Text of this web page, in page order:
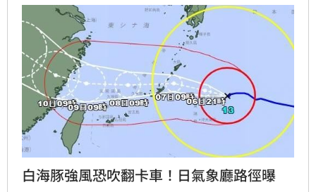
白海豚強風恐吹翻卡車！日氣象廳路徑曝